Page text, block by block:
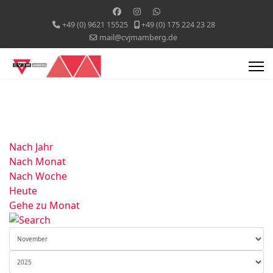
+49 (0) 9621 15525
+49 (0) 175 224 23 28
mail@cvjmamberg.de
Nach Jahr
Nach Monat
Nach Woche
Heute
Gehe zu Monat